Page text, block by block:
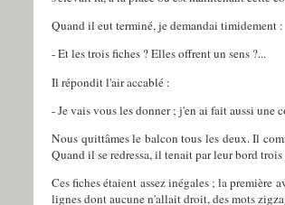
Quand il eut terminé, je demandai timidement :
- Et les trois fiches ? Elles offrent un sens ?...
Il répondit l'air accablé :
- Je vais vous les donner ; j'en ai fait aussi une
Nous quittâmes le balcon tous les deux. Il
Quand il se redressa, il tenait par leur bord
Ces fiches étaient assez inégales ; la première
lignes dont aucune n'allait droit, des mots